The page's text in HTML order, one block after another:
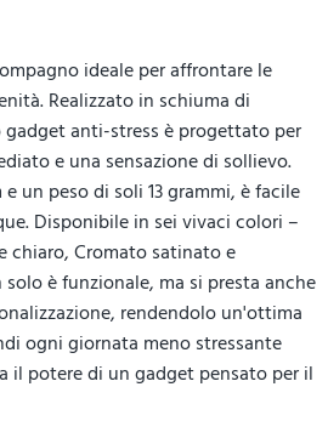
ideale per affrontare le
Realizzato in schiuma di
anti-stress è progettato per
e una sensazione di sollievo.
un peso di soli 13 grammi, è facile
Disponibile in sei vivaci colori –
chiaro, Cromato satinato e
è funzionale, ma si presta anche
rendendolo un'ottima
ogni giornata meno stressante
il potere di un gadget pensato per il